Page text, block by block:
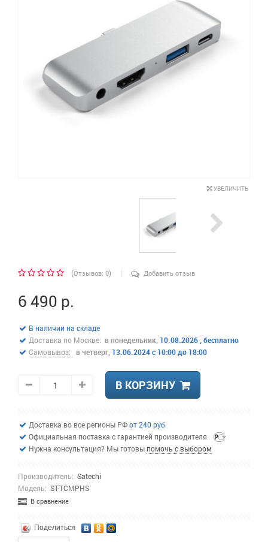
УВЕЛИЧИТЬ
(Отзывов: 0) | Добавить отзыв
6 490 р.
В наличии на складе
Доставка по Москве: в понедельник, 10.08.2026 , бесплатно
Самовывоз:
в четверг, 13.06.2024 c 10:00 до 18:00
В КОРЗИНУ
Доставка во все регионы РФот 240 руб
Официальная поставка с гарантией производителя
Нужна консультация? Мы готовыпомочь с выбором
Производитель: Satechi
Модель: ST-TCMPHS
В сравнение
Поделиться